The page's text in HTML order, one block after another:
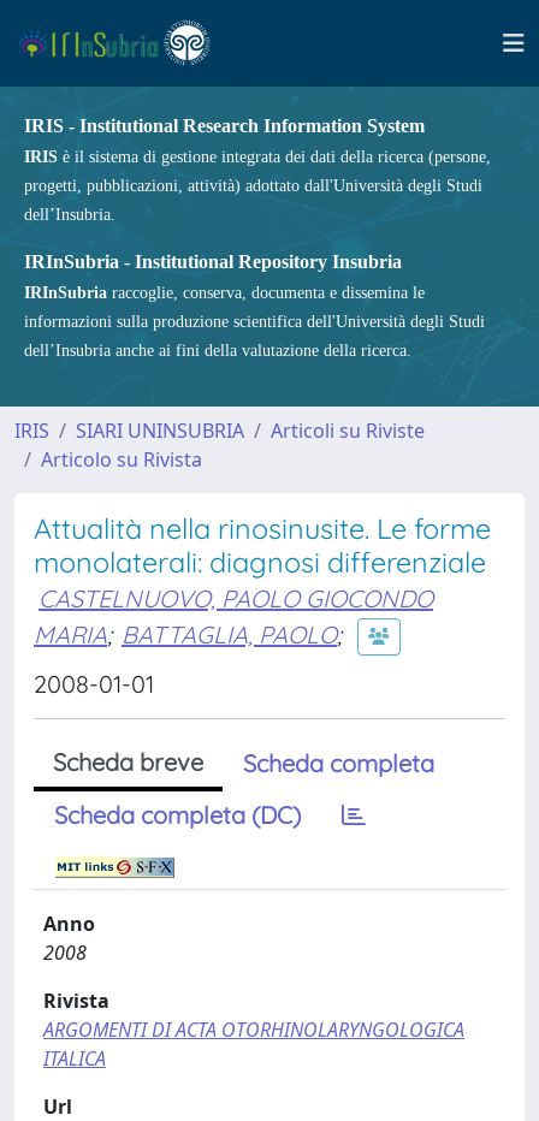
IRIS - Institutional Research Information System
IRIS è il sistema di gestione integrata dei dati della ricerca (persone,
progetti, pubblicazioni, attività) adottato dall'Università degli Studi
dell’Insubria.
IRInSubria - Institutional Repository Insubria
IRInSubria raccoglie, conserva, documenta e dissemina le
informazioni sulla produzione scientifica dell'Università degli Studi
dell’Insubria anche ai fini della valutazione della ricerca.
IRIS SIARI UNINSUBRIA
Articoli su Riviste
Articolo su Rivista
Attualità nella rinosinusite. Le forme
monolaterali: diagnosi differenziale
CASTELNUOVO, PAOLO GIOCONDO
MARIA; BATTAGLIA, PAOLO;
2008-01-01
Scheda breve
Scheda completa
Scheda completa (DC)
Anno
2008
Rivista
ARGOMENTI DI ACTA OTORHINOLARYNGOLOGICA
ITALICA
Url